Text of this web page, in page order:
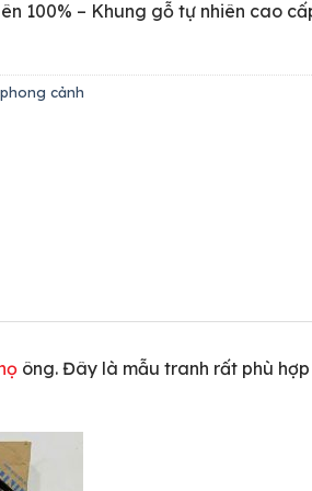
100% – Khung gỗ tự nhiên cao
cảnh
ông. Đây là mẫu tranh rất phù